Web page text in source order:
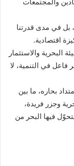
والمجتمعات
بل في مدى قدرتنا
اقتصادية.
البحرية والاستثمار
فاعل في التنمية، لا
بحاره، ما بين
وجزر فريدة،
فيها البحر من